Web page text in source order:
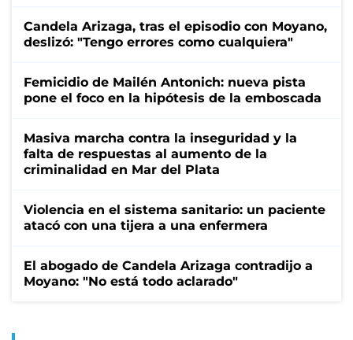
Candela Arizaga, tras el episodio con Moyano,
deslizó: "Tengo errores como cualquiera"
Femicidio de Mailén Antonich: nueva pista
pone el foco en la hipótesis de la emboscada
Masiva marcha contra la inseguridad y la
falta de respuestas al aumento de la
criminalidad en Mar del Plata
Violencia en el sistema sanitario: un paciente
atacó con una tijera a una enfermera
El abogado de Candela Arizaga contradijo a
Moyano: "No está todo aclarado"